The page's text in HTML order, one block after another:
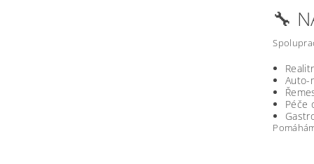
🔧
Auto-
Péče